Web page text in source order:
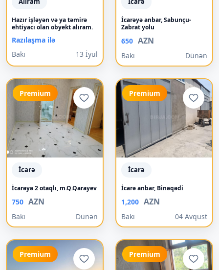
Hazır işləyən və ya təmirə
ehtiyacı olan obyekt alıram.
Razılaşma ilə
Bakı
13 İyul
İcarəyə anbar, Sabunçu-
Zabrat yolu
650 AZN
Bakı Dünən
Premium
İcarə
İcarəyə 2 otaqlı, m.Q.Qarayev
750 AZN
Bakı Dünən
Premium
İcarə
İcarə anbar, Binəqədi
1,200 AZN
Bakı 04 Avqust
Premium Premium